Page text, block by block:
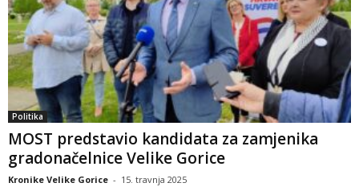
Politika
MOST predstavio kandidata za zamjenika
gradonačelnice Velike Gorice
Kronike Velike Gorice - 15. travnja 2025